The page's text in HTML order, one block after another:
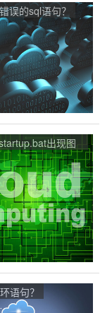
误的sql语句？
出现图
这是哪里错了？
语句？